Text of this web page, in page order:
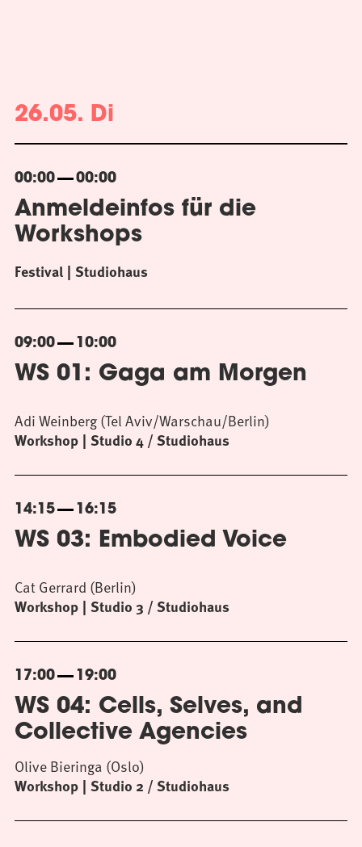
26.05. Di
00:00 00:00
Anmeldeinfos für die
Workshops
Festival Studiohaus
09:00 10:00
WS 01: Gaga am Morgen
Workshop Studio 4 / Studiohaus
Adi Weinberg (Tel Aviv/Warschau/Berlin)
14:15 16:15
WS 03: Embodied Voice
Workshop Studio 3 / Studiohaus
Cat Gerrard (Berlin)
17:00 19:00
WS 04: Cells, Selves, and
Collective Agencies
Workshop Studio 2 / Studiohaus
Olive Bieringa (Oslo)